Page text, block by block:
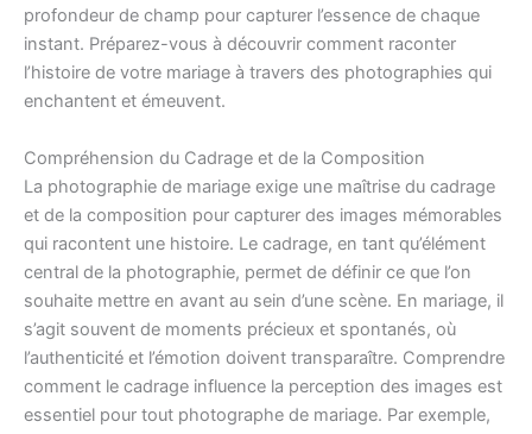
profondeur de champ pour capturer l’essence de chaque
instant. Préparez-vous à découvrir comment raconter
l’histoire de votre mariage à travers des photographies qui
enchantent et émeuvent.
Compréhension du Cadrage et de la Composition
La photographie de mariage exige une maîtrise du cadrage
et de la composition pour capturer des images mémorables
qui racontent une histoire. Le cadrage, en tant qu’élément
central de la photographie, permet de définir ce que l’on
souhaite mettre en avant au sein d’une scène. En mariage, il
s’agit souvent de moments précieux et spontanés, où
l’authenticité et l’émotion doivent transparaître. Comprendre
comment le cadrage influence la perception des images est
essentiel pour tout photographe de mariage. Par exemple,